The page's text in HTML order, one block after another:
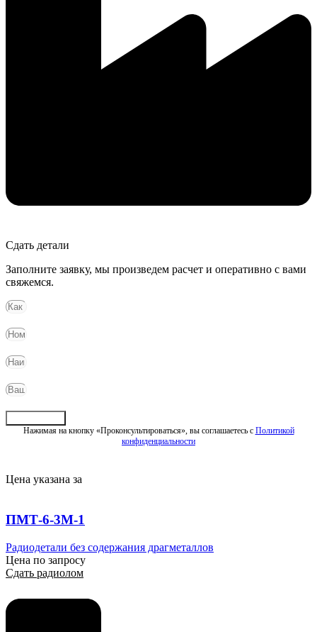
Сдать детали
Заполните заявку, мы произведем расчет и оперативно с вами
свяжемся.
Нажимая на кнопку «Проконсультироваться», вы соглашаетесь с Политикой
конфиденциальности
Цена указана за
ПМТ-6-3М-1
Радиодетали без содержания драгметаллов
Цена по запросу
Сдать радиолом